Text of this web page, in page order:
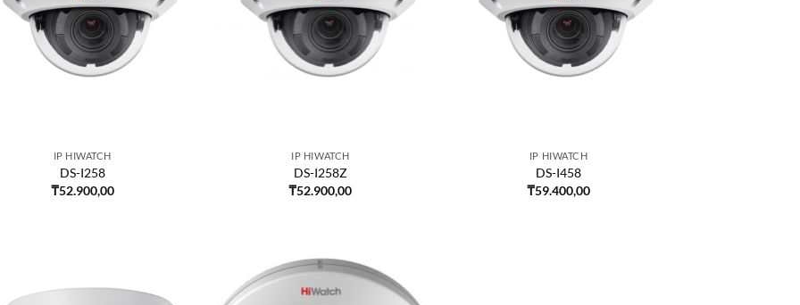
IP HIWATCH
DS-I258
₸52.900,00
IP HIWATCH
DS-I258Z
₸52.900,00
IP HIWATCH
DS-I458
₸59.400,00